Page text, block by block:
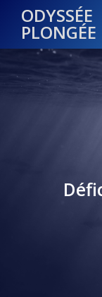
ODYSSÉE
PLONGÉE